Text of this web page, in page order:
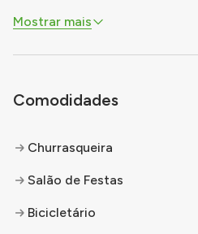
rua, mais liberdade para as suas
Mostrar mais
Comodidades
Churrasqueira
Salão de Festas
Bicicletário